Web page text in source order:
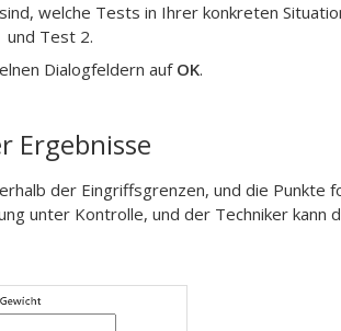
welche Tests in Ihrer konkreten
und Test 2.
Dialogfeldern auf OK.
Ergebnisse
der Eingriffsgrenzen, und die Punkte
unter Kontrolle, und der Techniker kann